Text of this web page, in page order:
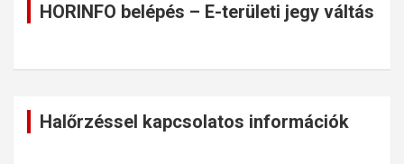
HORINFO belépés – E-területi jegy váltás
Halőrzéssel kapcsolatos információk